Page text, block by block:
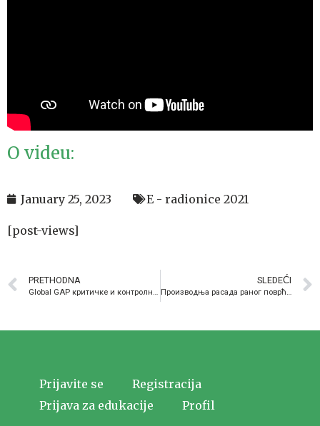
O videu:
January 25, 2023 E - radionice 2021
[post-views]
PRETHODNA
Global GAP критичке и контролне тачке – Тања Петровић, ПССС Ниш
SLEDEĆI
Производња расада раног поврћа у пластеницима – Јелена Стојиљковић, ПССС Лесковац
Prijavite se
Registracija
Prijava za edukacije
Profil